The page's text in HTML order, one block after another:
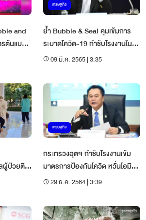
and
ต้นแบบ
น
เศรษฐกิจ
ย้ำ Bubble & Seal คุมเข้มการ
ระบาดโควิด-19 กำชับโรงงานใน
10 อุตสาหกรรม
09 มี.ค. 2565 | 3:35
ผู้ป่วยติด
เศรษฐกิจ
กระทรวงอุตฯ กำชับโรงงานเข้ม
มาตรการป้องกันโควิด หวั่นโอมิค
รอนหลังปีใหม่
29 ธ.ค. 2564 | 3:39